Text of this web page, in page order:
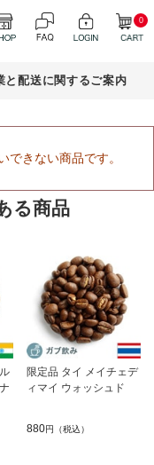
0
と配送に関するご案内
できない商品です。
る商品
限定品 タイ メイチェデ
ィマイ ウォッシュド
880円（税込）